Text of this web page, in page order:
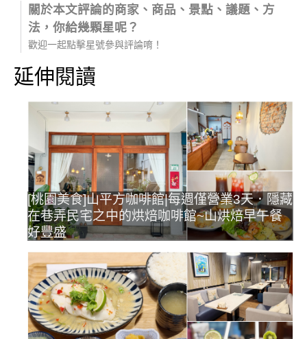
關於本文評論的商家、商品、景點、議題、方
法，你給幾顆星呢？
歡迎一起點擊星號參與評論唷！
延伸閱讀
[桃園美食]山平方咖啡館|每週僅營業3天．隱藏
在巷弄民宅之中的烘焙咖啡館~山烘焙早午餐
好豐盛